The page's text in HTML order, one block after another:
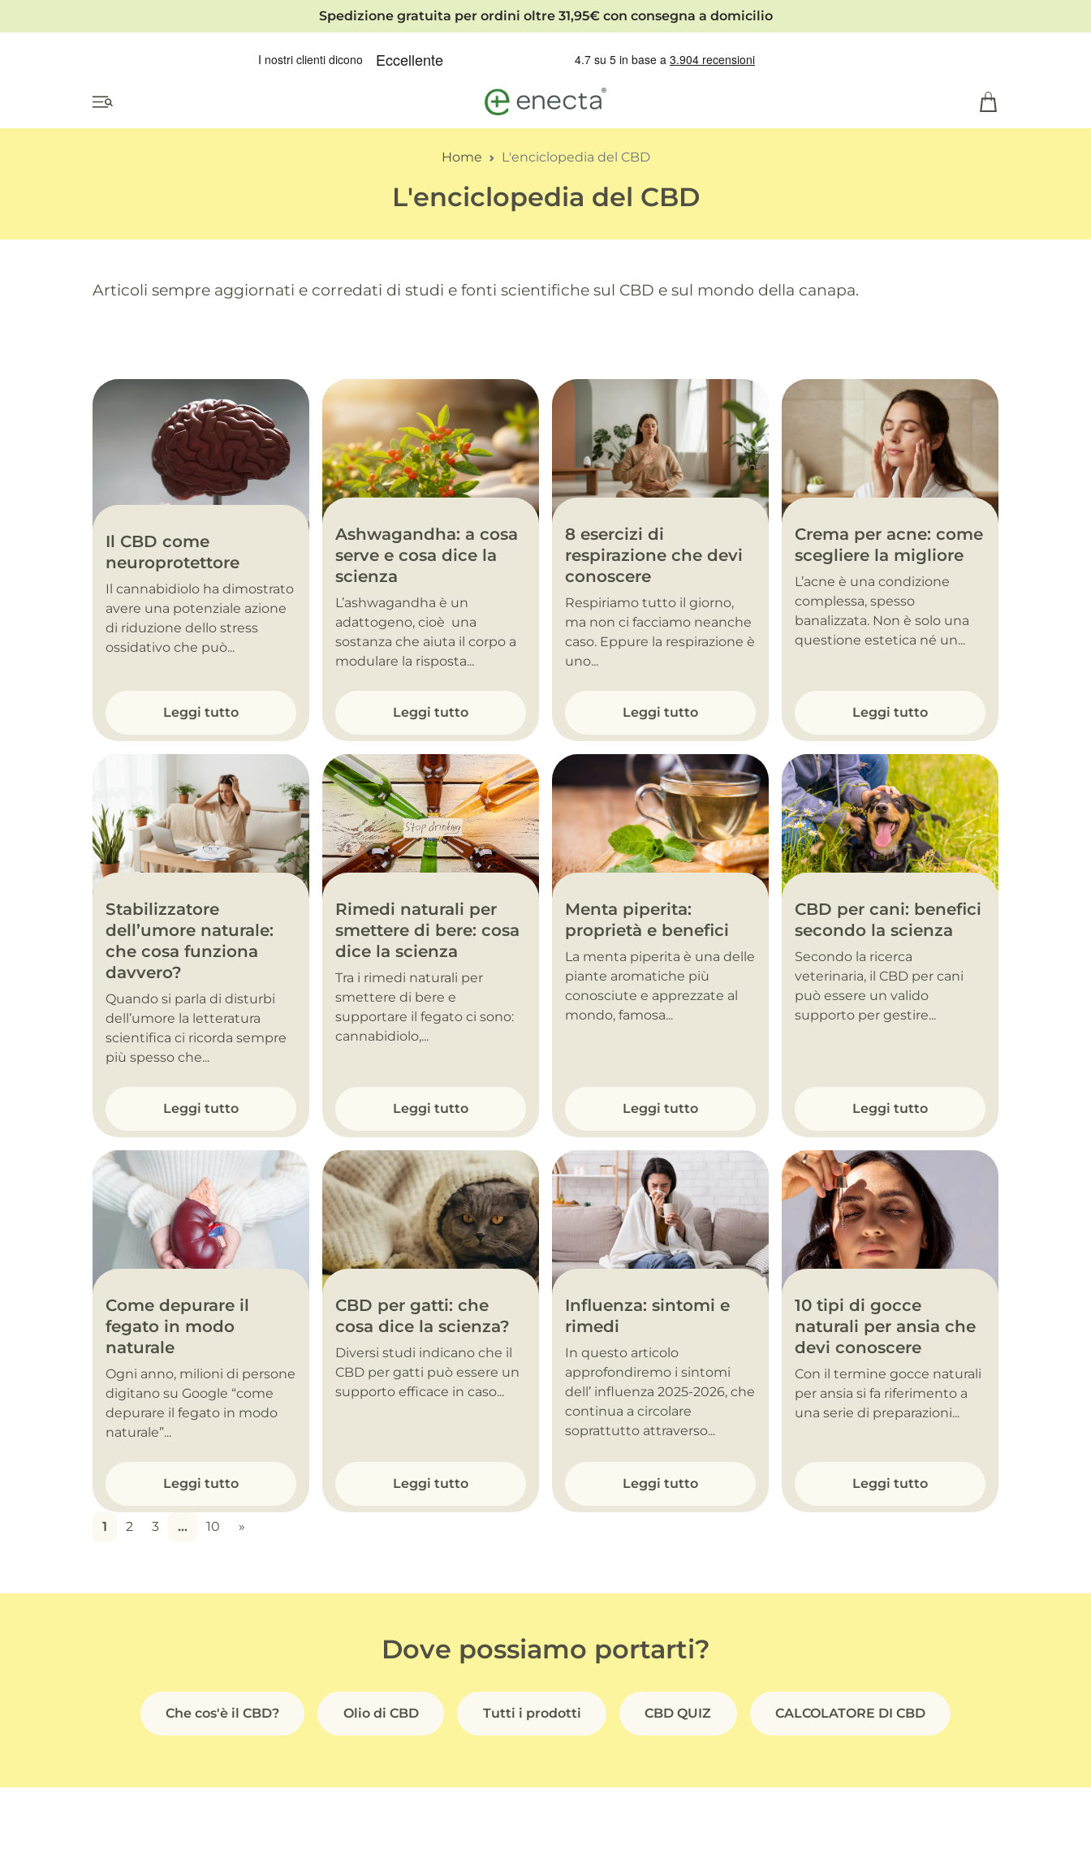
Spedizione gratuita per ordini oltre 31,95€ con consegna a domicilio
Home L'enciclopedia del CBD
L'enciclopedia del CBD
Articoli sempre aggiornati e corredati di studi e fonti scientifiche sul CBD e sul mondo della canapa.
Il CBD come
neuroprotettore
Il cannabidiolo ha dimostrato
avere una potenziale azione
di riduzione dello stress
ossidativo che può...
Leggi tutto
Ashwagandha: a cosa
serve e cosa dice la
scienza
L’ashwagandha è un
adattogeno, cioè una
sostanza che aiuta il corpo a
modulare la risposta...
Leggi tutto
8 esercizi di
respirazione che devi
conoscere
Respiriamo tutto il giorno,
ma non ci facciamo neanche
caso. Eppure la respirazione è
uno...
Leggi tutto
Crema per acne: come
scegliere la migliore
L’acne è una condizione
complessa, spesso
banalizzata. Non è solo una
questione estetica né un...
Leggi tutto
Stabilizzatore
dell’umore naturale:
che cosa funziona
davvero?
Quando si parla di disturbi
dell’umore la letteratura
scientifica ci ricorda sempre
più spesso che...
Leggi tutto
Rimedi naturali per
smettere di bere: cosa
dice la scienza
Tra i rimedi naturali per
smettere di bere e
supportare il fegato ci sono:
cannabidiolo,...
Leggi tutto
Menta piperita:
proprietà e benefici
La menta piperita è una delle
piante aromatiche più
conosciute e apprezzate al
mondo, famosa...
Leggi tutto
CBD per cani: benefici
secondo la scienza
Secondo la ricerca
veterinaria, il CBD per cani
può essere un valido
supporto per gestire...
Leggi tutto
Come depurare il
fegato in modo
naturale
Ogni anno, milioni di persone
digitano su Google “come
depurare il fegato in modo
naturale”...
Leggi tutto
CBD per gatti: che
cosa dice la scienza?
Diversi studi indicano che il
CBD per gatti può essere un
supporto efficace in caso...
Leggi tutto
Influenza: sintomi e
rimedi
In questo articolo
approfondiremo i sintomi
dell’ influenza 2025-2026, che
continua a circolare
soprattutto attraverso...
Leggi tutto
10 tipi di gocce
naturali per ansia che
devi conoscere
Con il termine gocce naturali
per ansia si fa riferimento a
una serie di preparazioni...
Leggi tutto
1 2 3 … 10 »
Dove possiamo portarti?
Che cos'è il CBD? Olio di CBD Tutti i prodotti CBD QUIZ CALCOLATORE DI CBD